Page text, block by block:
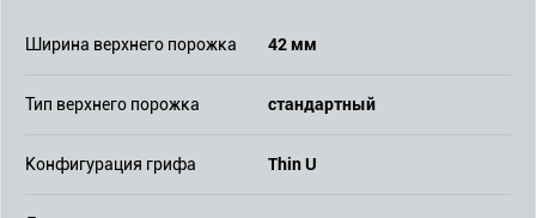
Ширина верхнего порожка 42 мм
Тип верхнего порожка стандартный
Конфигурация грифа Thin U